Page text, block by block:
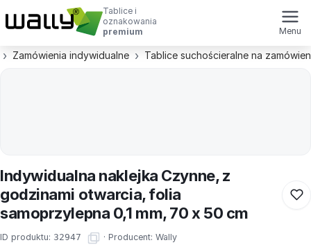
Tablice i
oznakowania
premium
Menu
Zamówienia indywidualne Tablice suchościeralne na
Indywidualna naklejka Czynne, z
godzinami otwarcia, folia
samoprzylepna 0,1 mm, 70 x 50 cm
ID produktu: 32947 · Producent: Wally